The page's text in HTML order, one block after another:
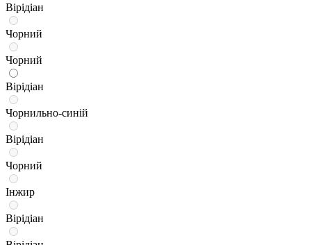
Вірідіан
Чорний
Чорний
Вірідіан
Чорнильно-синій
Вірідіан
Чорний
Інжир
Вірідіан